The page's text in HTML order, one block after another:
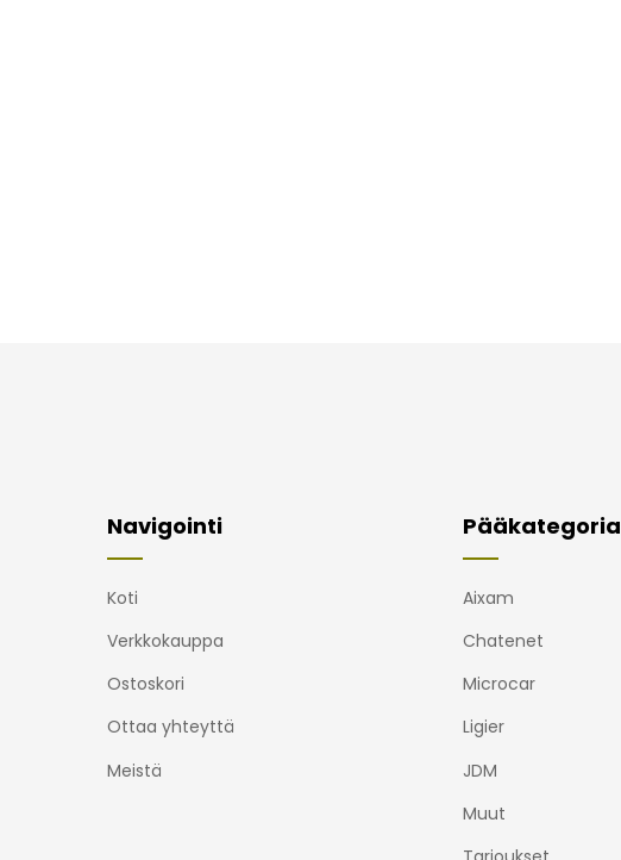
Navigointi
Koti
Verkkokauppa
Ostoskori
Ottaa yhteyttä
Meistä
Pääkategoria
Aixam
Chatenet
Microcar
Ligier
JDM
Muut